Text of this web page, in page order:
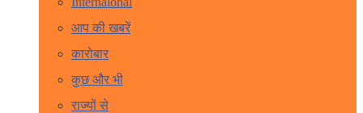
आप की खबरें
कारोबार
कुछ और भी
राज्यों से